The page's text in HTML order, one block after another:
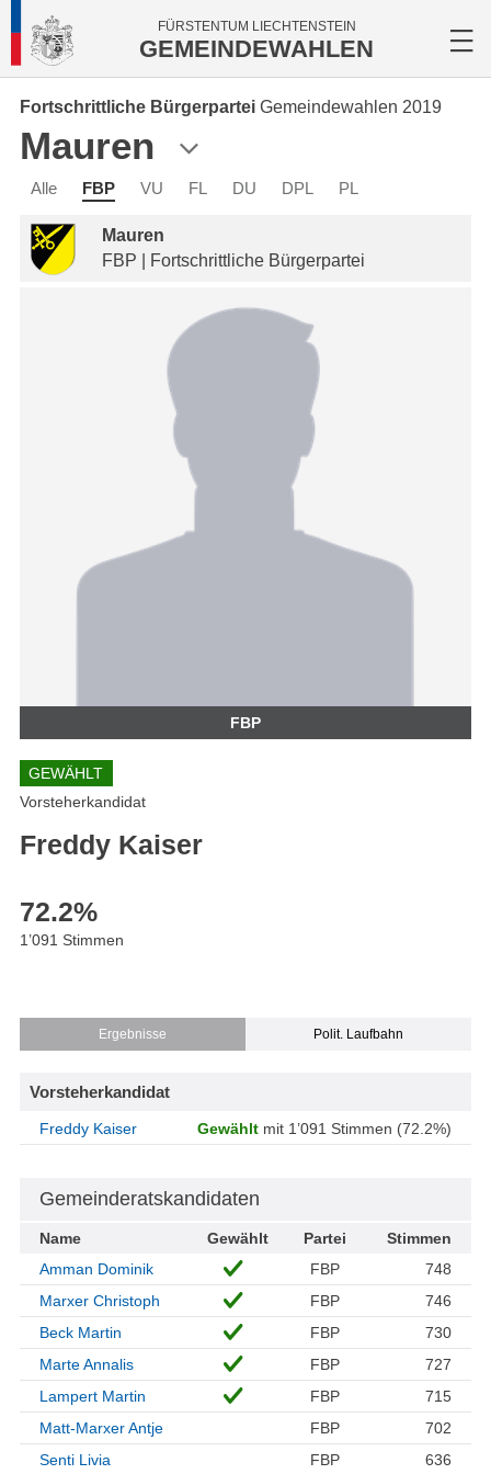
FÜRSTENTUM LIECHTENSTEIN
GEMEINDEWAHLEN
Fortschrittliche Bürgerpartei Gemeindewahlen 2019
Mauren
Alle FBP VU FL DU DPL PL
Mauren
FBP | Fortschrittliche Bürgerpartei
FBP
GEWÄHLT
Vorsteherkandidat
Freddy Kaiser
72.2%
1’091 Stimmen
Ergebnisse Polit. Laufbahn
Vorsteherkandidat
Freddy Kaiser Gewählt mit 1’091 Stimmen (72.2%)
Gemeinderatskandidaten
Name Gewählt Partei
Stimmen
Amman Dominik
FBP
748
Marxer Christoph
FBP
746
Beck Martin
FBP
730
Marte Annalis
FBP
727
Lampert Martin
FBP
715
Matt-Marxer Antje
FBP
702
Senti Livia
FBP 636